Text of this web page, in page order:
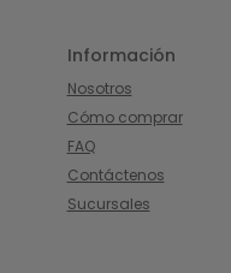
Información
Nosotros
Cómo comprar
FAQ
Contáctenos
Sucursales